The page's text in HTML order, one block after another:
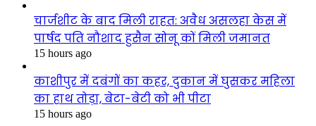
चार्जशीट के बाद मिली राहत: अवैध असलहा केस में
पार्षद पति नौशाद हुसैन सोनू कों मिली जमानत
15 hours ago
काशीपुर में दबंगों का कहर, दुकान में घुसकर महिला
का हाथ तोड़ा, बेटा-बेटी को भी पीटा
15 hours ago